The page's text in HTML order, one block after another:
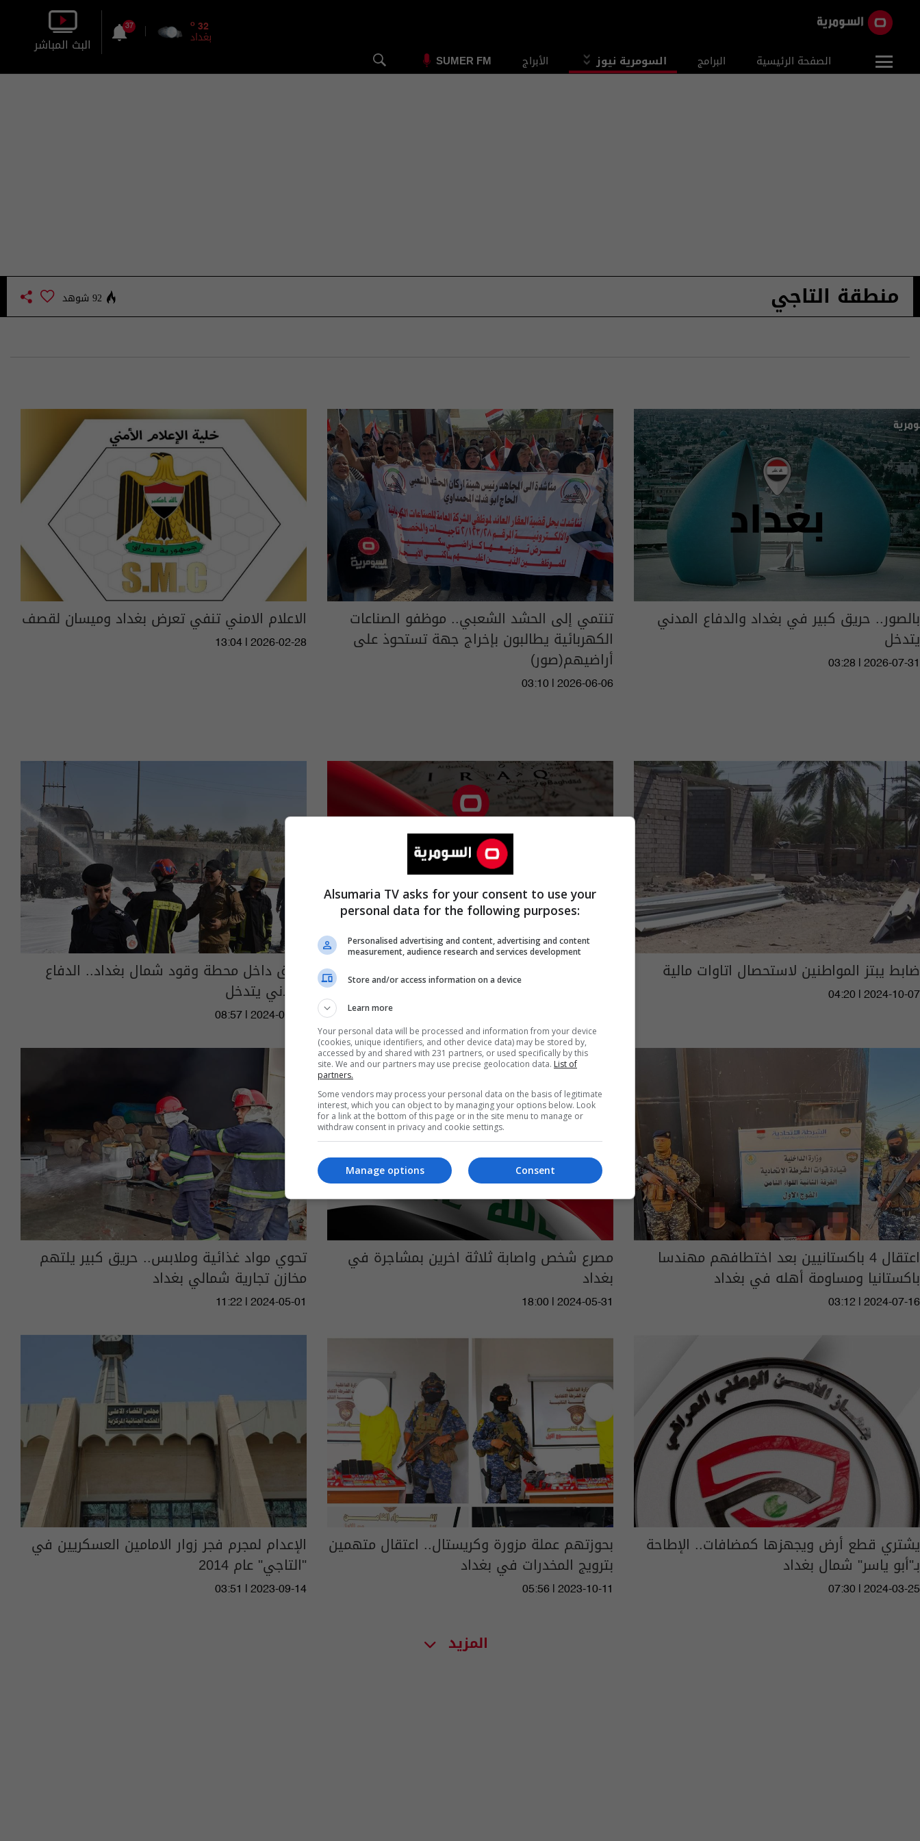
الصفحة الرئيسية البرامج السومرية نيوز الأبراج SUMER FM
32
o
بغداد
37
البث المباشر
منطقة التاجي 92 شوهد
بالصور.. حريق كبير في بغداد والدفاع المدني
يتدخل
03:28 | 2026-07-31
تنتمي إلى الحشد الشعبي.. موظفو الصناعات
الكهربائية يطالبون بإخراج جهة تستحوذ على
أراضيهم(صور)
03:10 | 2026-06-06
الاعلام الامني تنفي تعرض بغداد وميسان لقصف
13:04 | 2026-02-28
ضابط يبتز المواطنين لاستحصال اتاوات مالية
04:20 | 2024-10-07
تفاصيل جديدة حول "كارثة" التاجي.. الزوج قتل
العاشق والمعشوقة لـ"غسل العار"
حريق داخل محطة وقود شمال بغداد.. الدفاع
المدني يتدخل
08:57 | 2024-08-19
اعتقال 4 باكستانيين بعد اختطافهم مهندسا
باكستانيا ومساومة أهله في بغداد
03:12 | 2024-07-16
مصرع شخص واصابة ثلاثة اخرين بمشاجرة في
بغداد
18:00 | 2024-05-31
تحوي مواد غذائية وملابس.. حريق كبير يلتهم
مخازن تجارية شمالي بغداد
11:22 | 2024-05-01
يشتري قطع أرض ويجهزها كمضافات.. الإطاحة
بـ"أبو ياسر" شمال بغداد
07:30 | 2024-03-25
بحوزتهم عملة مزورة وكريستال.. اعتقال متهمين
بترويج المخدرات في بغداد
05:56 | 2023-10-11
الإعدام لمجرم فجر زوار الامامين العسكريين في
"التاجي" عام 2014
03:51 | 2023-09-14
المزيد
Alsumaria TV asks for your consent to use your
personal data for the following purposes:
Personalised advertising and content, advertising and content
measurement, audience research and services development
Store and/or access information on a device
Learn more
Your personal data will be processed and information from your device
(cookies, unique identifiers, and other device data) may be stored by,
accessed by and shared with 231 partners, or used specifically by this
site. We and our partners may use precise geolocation data. List of
partners.
Some vendors may process your personal data on the basis of legitimate
interest, which you can object to by managing your options below. Look
for a link at the bottom of this page or in the site menu to manage or
withdraw consent in privacy and cookie settings.
Consent
Manage options